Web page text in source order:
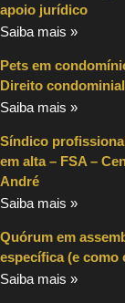
apoio jurídico
Saiba mais »
Pets em
Direito
Saiba mais »
Síndico
em alta – FSA –
André
Saiba mais »
Quórum em
específica (e como
Saiba mais »